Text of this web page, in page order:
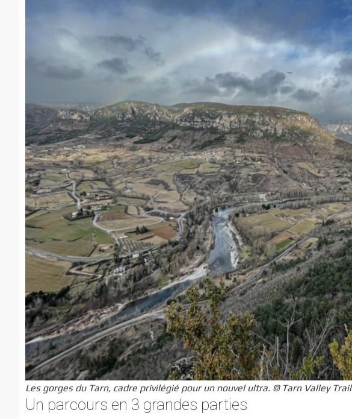
Les gorges du Tarn, cadre privilégié pour un nouvel ultra. © Tarn Valley Trail
Un parcours en 3 grandes parties